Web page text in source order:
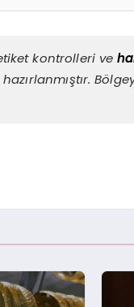
kontrolleri ve